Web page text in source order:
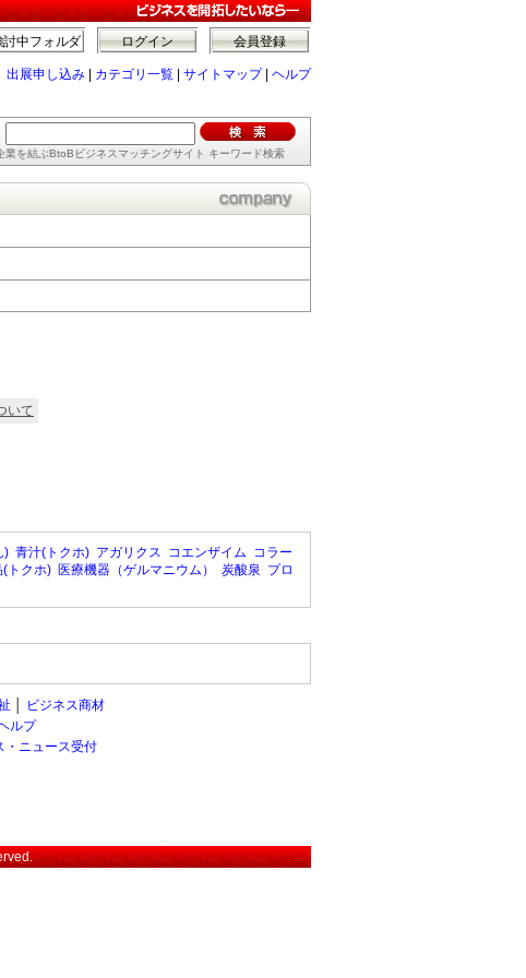
会員登録
ログイン
討中フォルダ
出展申し込み カテゴリ一覧 サイトマップ| ヘルプ
業を結ぶBtoBビジネスマッチングサイト キーワード検索
いて
) 青汁(トクホ) アガリクス コエンザイム コラー
(トクホ) 医療機器（ゲルマニウム） 炭酸泉 プロ
ビジネス商材
ルプ
・ニュース受付